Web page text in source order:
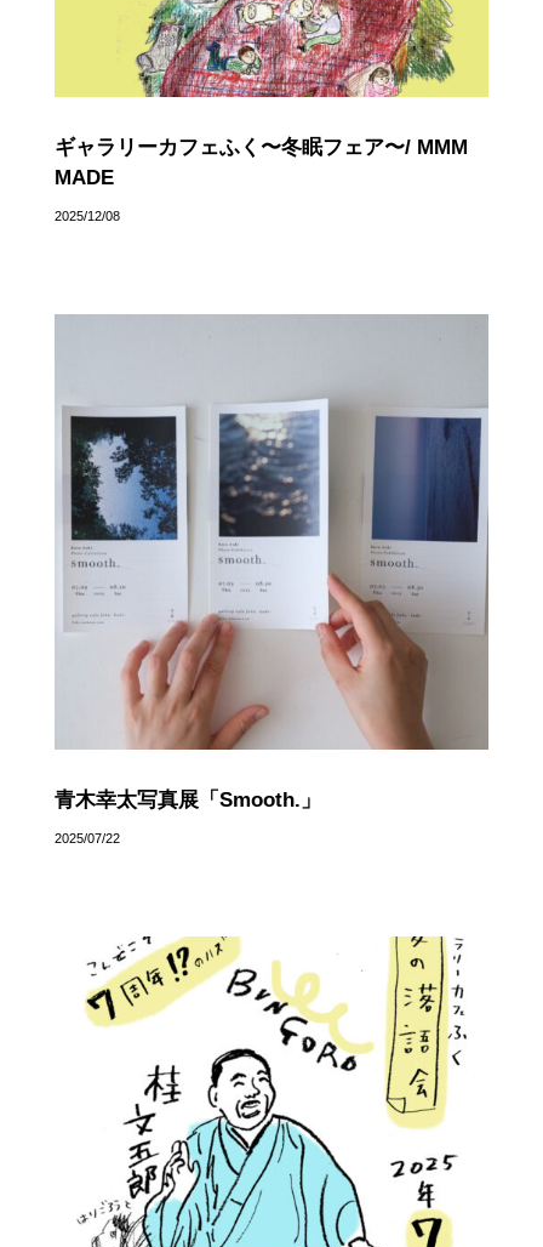
ギャラリーカフェふく〜冬眠フェア〜/ MMM
MADE
2025/12/08
青木幸太写真展「Smooth.」
2025/07/22